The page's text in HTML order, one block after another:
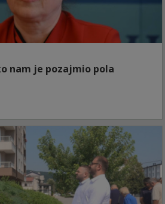
nam je pozajmio pola